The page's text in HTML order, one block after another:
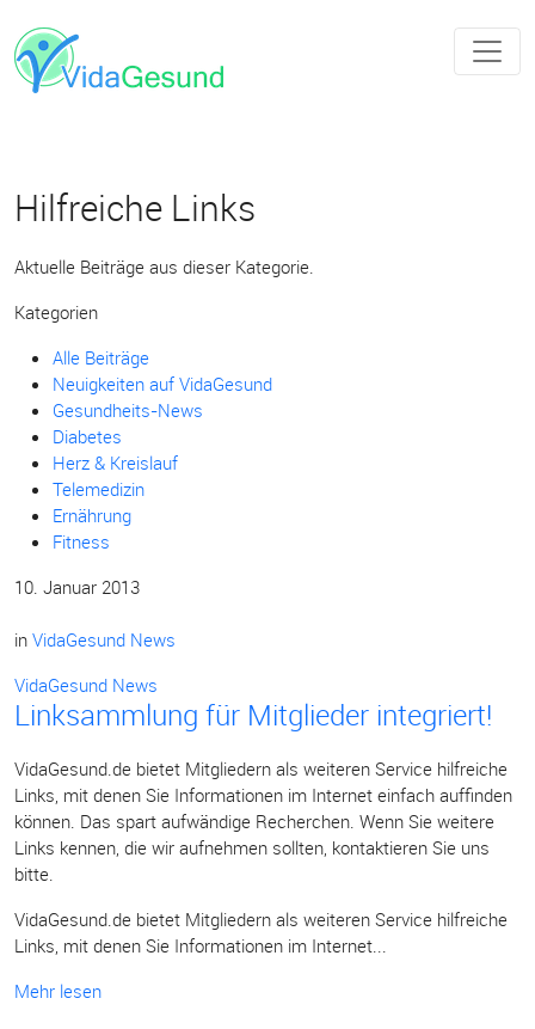
Hilfreiche Links
Aktuelle Beiträge aus dieser Kategorie.
Kategorien
Alle Beiträge
Neuigkeiten auf VidaGesund
Gesundheits-News
Diabetes
Herz & Kreislauf
Telemedizin
Ernährung
Fitness
10. Januar 2013
in VidaGesund News
VidaGesund News
Linksammlung für Mitglieder integriert!
VidaGesund.de bietet Mitgliedern als weiteren Service hilfreiche
Links, mit denen Sie Informationen im Internet einfach auffinden
können. Das spart aufwändige Recherchen. Wenn Sie weitere
Links kennen, die wir aufnehmen sollten, kontaktieren Sie uns
bitte.
VidaGesund.de bietet Mitgliedern als weiteren Service hilfreiche
Links, mit denen Sie Informationen im Internet...
Mehr lesen